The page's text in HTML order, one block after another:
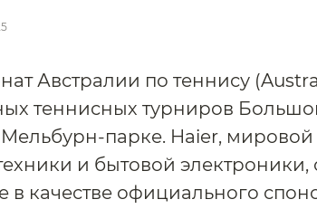
Австралии по теннису
теннисных турниров
Мельбурн-парке. Haier,
и бытовой электроники,
в качестве официального